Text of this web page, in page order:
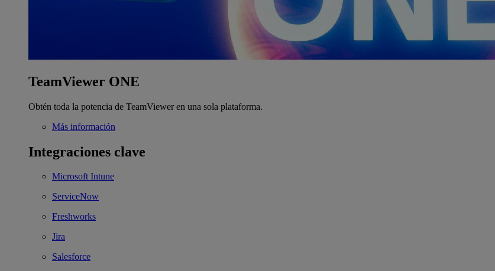
TeamViewer ONE
Obtén toda la potencia de TeamViewer en una sola plataforma.
Más información
Integraciones clave
Microsoft Intune
ServiceNow
Freshworks
Jira
Salesforce